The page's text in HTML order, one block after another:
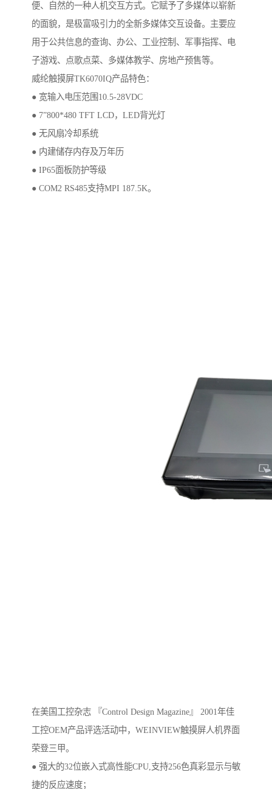
便、自然的一种人机交互方式。它赋予了多媒体以崭新
的面貌，是极富吸引力的全新多媒体交互设备。主要应
用于公共信息的查询、办公、工业控制、军事指挥、电
子游戏、点歌点菜、多媒体教学、房地产预售等。
威纶触摸屏TK6070IQ产品特色：
● 宽输入电压范围10.5-28VDC
● 7”800*480 TFT LCD，LED背光灯
● 无风扇冷却系统
● 内建储存内存及万年历
● IP65面板防护等级
● COM2 RS485支持MPI 187.5K。
在美国工控杂志 『Control Design Magazine』 2001年佳
工控OEM产品评选活动中，WEINVIEW触摸屏人机界面
荣登三甲。
● 强大的32位嵌入式高性能CPU,支持256色真彩显示与敏
捷的反应速度；